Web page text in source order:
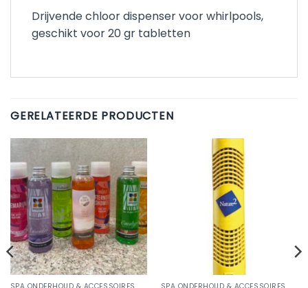
Drijvende chloor dispenser voor whirlpools,
geschikt voor 20 gr tabletten
GERELATEERDE PRODUCTEN